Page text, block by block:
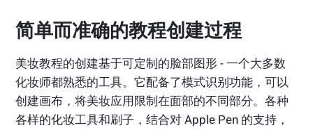
简单而准确的教程创建过程
美妆教程的创建基于可定制的脸部图形 - 一个大多数
化妆师都熟悉的工具。它配备了模式识别功能，可以
创建画布，将美妆应用限制在面部的不同部分。各种
各样的化妆工具和刷子，结合对 Apple Pen 的支持，